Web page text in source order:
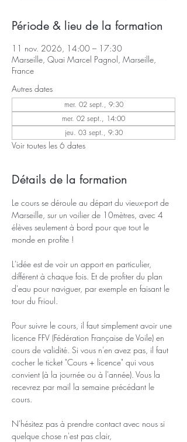
Période & lieu de la formation
11 nov. 2026, 14:00 – 17:30
Marseille, Quai Marcel Pagnol, Marseille,
France
Autres dates
mer. 02 sept., 9:30
mer. 02 sept., 14:00
jeu. 03 sept., 9:30
Voir toutes les 6 dates
Détails de la formation
Le cours se déroule au départ du vieux-port de
Marseille, sur un voilier de 10mètres, avec 4
élèves seulement à bord pour que tout le
monde en profite !
L'idée est de voir un apport en particulier,
différent à chaque fois. Et de profiter du plan
d'eau pour naviguer, par exemple en faisant le
tour du Frioul.
Pour suivre le cours, il faut simplement avoir une
licence FFV (Fédération Française de Voile) en
cours de validité. Si vous n'en avez pas, il faut
cocher le ticket "Cours + licence" qui vous
convient (à la journée ou à l'année). Vous la
recevrez par mail la semaine précédant le
cours.
N'hésitez pas à prendre contact avec nous si
quelque chose n'est pas clair,